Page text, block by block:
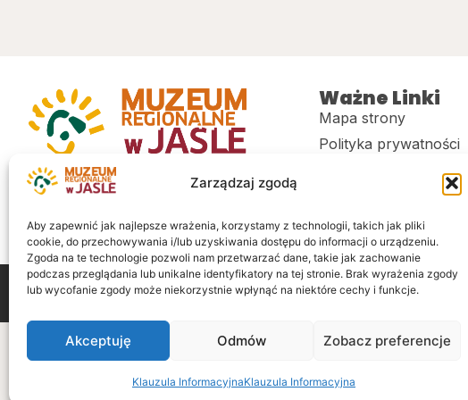
Zarządzaj zgodą
Aby zapewnić jak najlepsze wrażenia, korzystamy z technologii, takich jak pliki
cookie, do przechowywania i/lub uzyskiwania dostępu do informacji o urządzeniu.
Zgoda na te technologie pozwoli nam przetwarzać dane, takie jak zachowanie
podczas przeglądania lub unikalne identyfikatory na tej stronie. Brak wyrażenia zgody
lub wycofanie zgody może niekorzystnie wpłynąć na niektóre cechy i funkcje.
Akceptuję Odmów Zobacz preferencje
Klauzula InformacyjnaKlauzula Informacyjna
Muzeum regionalne w Jaśle im. dr.
Stanisława Kadyiego
Ważne Linki
Mapa strony
Polityka prywatności
Deklaracja dostępności
Sklep
Wszelkie prawa zastrzeżoneRealizacja: LiderOnline